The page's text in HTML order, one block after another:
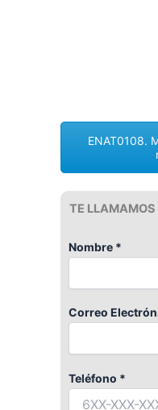
ENAT0108.
TE LLAMAMOS
Nombre *
Correo
Teléfono *